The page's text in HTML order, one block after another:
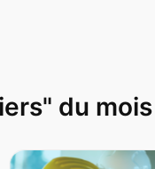
du mois